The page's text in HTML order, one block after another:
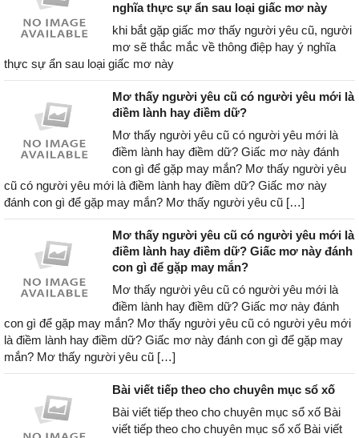
nghĩa thực sự ẩn sau loại giấc mơ này
khi bắt gặp giấc mơ thấy người yêu cũ, người
mơ sẽ thắc mắc về thông điệp hay ý nghĩa
thực sự ẩn sau loại giấc mơ này
Mơ thấy người yêu cũ có người yêu mới là
điềm lành hay điềm dữ?
Mơ thấy người yêu cũ có người yêu mới là
điềm lành hay điềm dữ? Giấc mơ này đánh
con gì để gặp may mắn? Mơ thấy người yêu
cũ có người yêu mới là điềm lành hay điềm dữ? Giấc mơ này
đánh con gì để gặp may mắn? Mơ thấy người yêu cũ […]
Mơ thấy người yêu cũ có người yêu mới là
điềm lành hay điềm dữ? Giấc mơ này đánh
con gì để gặp may mắn?
Mơ thấy người yêu cũ có người yêu mới là
điềm lành hay điềm dữ? Giấc mơ này đánh
con gì để gặp may mắn? Mơ thấy người yêu cũ có người yêu mới
là điềm lành hay điềm dữ? Giấc mơ này đánh con gì để gặp may
mắn? Mơ thấy người yêu cũ […]
Bài viết tiếp theo cho chuyên mục sổ xố
Bài viết tiếp theo cho chuyên mục sổ xố Bài
viết tiếp theo cho chuyên mục sổ xố Bài viết